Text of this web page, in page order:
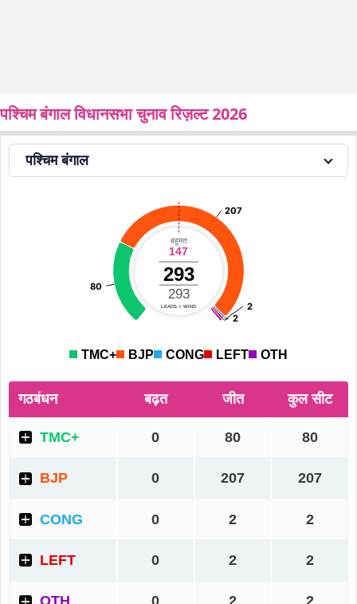
पश्चिम बंगाल विधानसभा चुनाव रिज़ल्ट 2026